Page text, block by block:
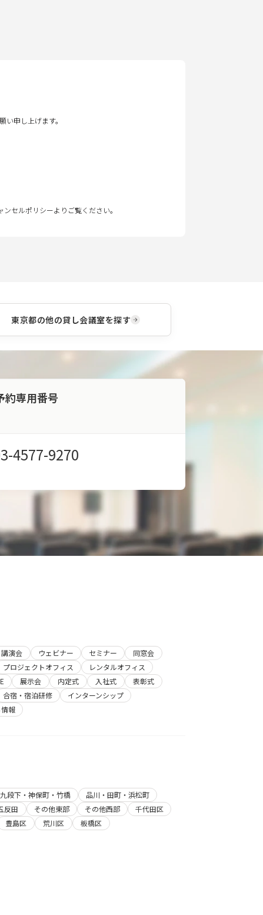
申し上げます。
セルポリシーよりご覧ください。
東京都の他の貸し会議室を探す
約専用番号
4577-9270
講演会 ウェビナー セミナー
同窓会
プロジェクトオフィス
レンタルオフィス
展示会 内定式 入社式
表彰式
合宿・宿泊研修
インターンシップ
報
段下・神保町・竹橋
品川・田町・浜松町
反田 その他東部 その他西部
千代田区
豊島区 荒川区
板橋区